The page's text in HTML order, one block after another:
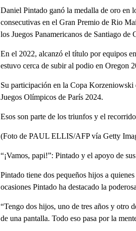
Daniel Pintado ganó la medalla de oro en
consecutivas en el Gran Premio de Rio
los Juegos Panamericanos de Santiago de
En el 2022, alcanzó el título por equipos
estuvo cerca de subir al podio en Oregon
Su participación en la Copa
Juegos Olímpicos de París 2024.
Esos son parte de los triunfos y el
(Foto de PAUL ELLIS/AFP vía Getty
“¡Vamos, papi!”: Pintado y el apoyo de
Pintado tiene dos pequeños hijos a
ocasiones Pintado ha destacado la
“Tengo dos hijos, uno de tres años y otro
de una pantalla. Todo eso pasa por la